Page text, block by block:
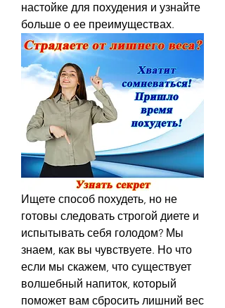
настойке для похудения и узнайте
больше о ее преимуществах.
Ищете способ похудеть, но не
готовы следовать строгой диете и
испытывать себя голодом? Мы
знаем, как вы чувствуете. Но что
если мы скажем, что существует
волшебный напиток, который
поможет вам сбросить лишний вес